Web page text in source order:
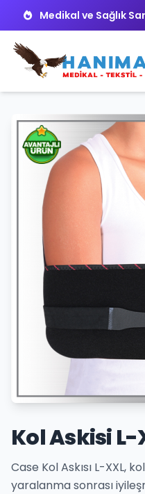
Medikal ve Sağlık
Kol Askisi L-
Case Kol Askısı L-XXL,
yaralanma sonrası